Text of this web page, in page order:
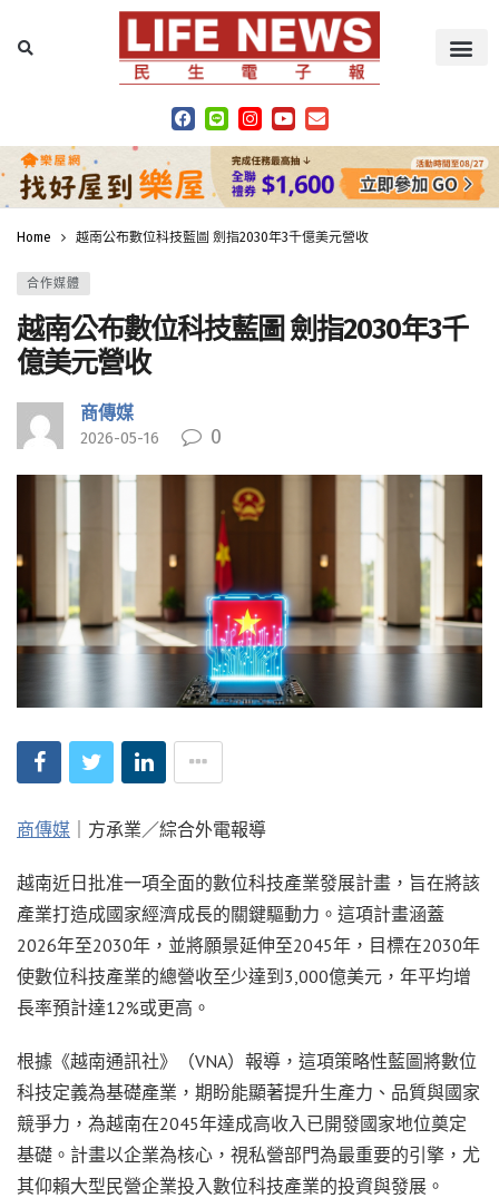
Home 越南公布數位科技藍圖 劍指2030年3千億美元營收
合作媒體
越南公布數位科技藍圖 劍指2030年3千
億美元營收
商傳媒
2026-05-16 0
商傳媒 ｜方承業／綜合外電報導
越南近日批准一項全面的數位科技產業發展計畫，旨在將該
產業打造成國家經濟成長的關鍵驅動力。這項計畫涵蓋
2026年至2030年，並將願景延伸至2045年，目標在2030年
使數位科技產業的總營收至少達到3,000億美元，年平均增
長率預計達12%或更高。
根據《越南通訊社》（VNA）報導，這項策略性藍圖將數位
科技定義為基礎產業，期盼能顯著提升生產力、品質與國家
競爭力，為越南在2045年達成高收入已開發國家地位奠定
基礎。計畫以企業為核心，視私營部門為最重要的引擎，尤
其仰賴大型民營企業投入數位科技產業的投資與發展。